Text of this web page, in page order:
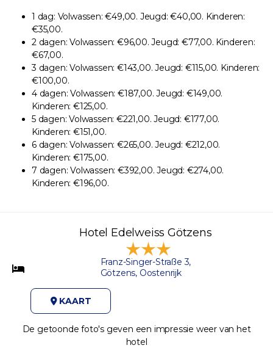
1 dag: Volwassen: €49,00. Jeugd: €40,00. Kinderen:
€35,00.
2 dagen: Volwassen: €96,00. Jeugd: €77,00. Kinderen:
€67,00.
3 dagen: Volwassen: €143,00. Jeugd: €115,00. Kinderen:
€100,00.
4 dagen: Volwassen: €187,00. Jeugd: €149,00.
Kinderen: €125,00.
5 dagen: Volwassen: €221,00. Jeugd: €177,00.
Kinderen: €151,00.
6 dagen: Volwassen: €265,00. Jeugd: €212,00.
Kinderen: €175,00.
7 dagen: Volwassen: €392,00. Jeugd: €274,00.
Kinderen: €196,00.
Hotel Edelweiss Götzens
Franz-Singer-Straße 3,
Götzens, Oostenrijk
KAART
De getoonde foto's geven een impressie weer van het
hotel